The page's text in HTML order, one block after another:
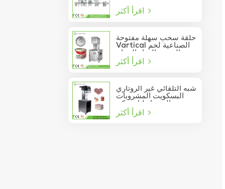
حلقة سحب سهلة مفتوحة
Vartical الصناعية لحم
الخنزير الغداء الدجاج
صدور اللحوم الغذاء يمكن
فراغ آلة ختم
شبه التلقائي غير الروتاري
البسكويت المشروبات
عصير الصودا دليل يمكن
السدادة